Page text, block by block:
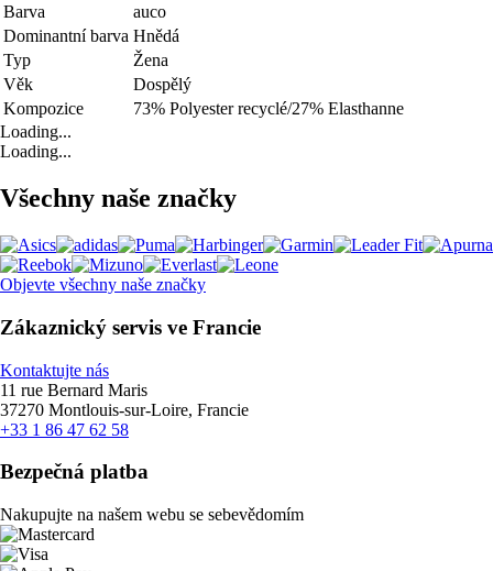
Barva
auco
Dominantní barva Hnědá
Typ
Žena
Věk
Dospělý
Kompozice
73% Polyester recyclé/27% Elasthanne
Loading...
Loading...
Všechny naše značky
Objevte všechny naše značky
Zákaznický servis ve Francie
Kontaktujte nás
11 rue Bernard Maris
37270 Montlouis-sur-Loire, Francie
+33 1 86 47 62 58
Bezpečná platba
Nakupujte na našem webu se sebevědomím